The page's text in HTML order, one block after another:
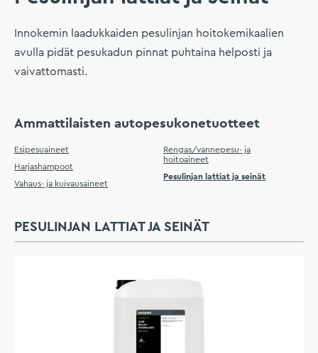
Innokemin laadukkaiden pesulinjan hoitokemikaalien
avulla pidät pesukadun pinnat puhtaina helposti ja
vaivattomasti.
Ammattilaisten autopesukonetuotteet
Esipesuaineet
Harjashampoot
Vahaus- ja kuivausaineet
Rengas/vannepesu- ja
hoitoaineet
Pesulinjan lattiat ja seinät
PESULINJAN LATTIAT JA SEINÄT